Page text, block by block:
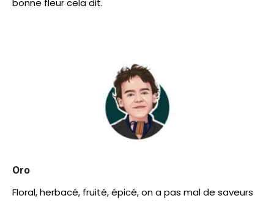
bonne fleur cela dit.
Oro
Floral, herbacé, fruité, épicé, on a pas mal de saveurs